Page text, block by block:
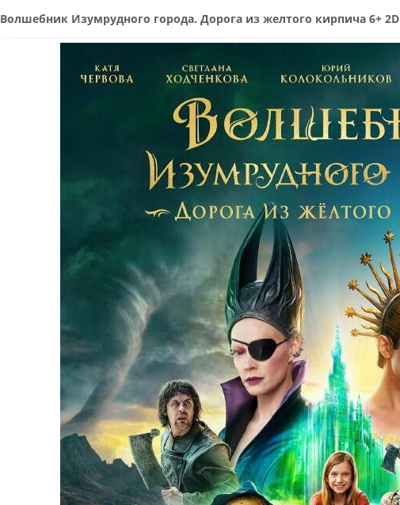
Волшебник Изумрудного города. Дорога из желтого кирпича 6+ 2D